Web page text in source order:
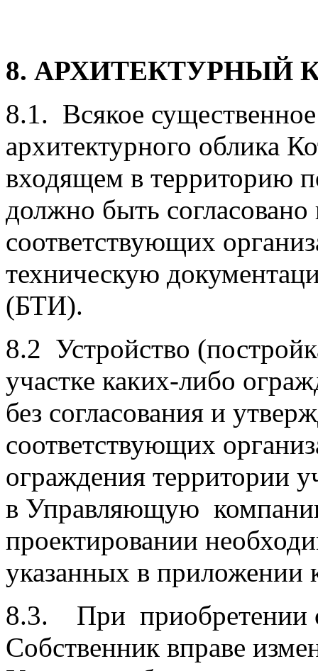
8. АРХИТЕКТУРНЫЙ
8.1. Всякое
архитектурного облика
входящем в территорию
должно быть
соответствующих
техническую
(БТИ).
8.2 Устройство
участке каких-либо
без согласования и
соответствующих
ограждения территории
в Управляющую
проектировании
указанных в
8.3. При приобретении
Собственник вправе